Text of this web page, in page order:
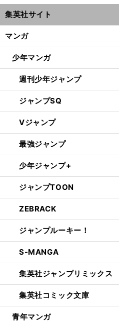
集英社サイト
マンガ
少年マンガ
週刊少年ジャンプ
ジャンプSQ
Vジャンプ
最強ジャンプ
少年ジャンプ+
ジャンプTOON
ZEBRACK
ジャンプルーキー！
S-MANGA
集英社ジャンプリミックス
集英社コミック文庫
青年マンガ